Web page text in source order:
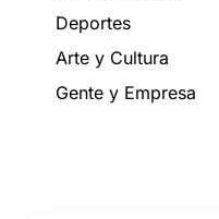
Deportes
Arte y Cultura
Gente y Empresa